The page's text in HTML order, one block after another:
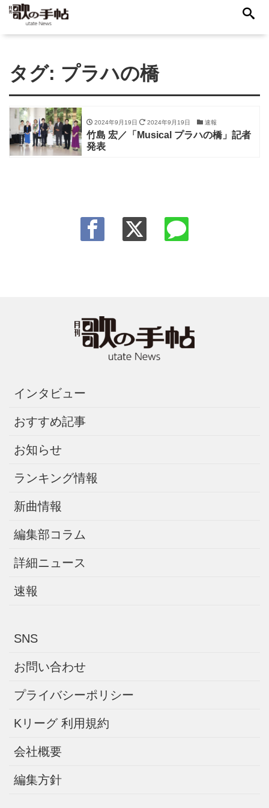
タグ: プラハの橋
2024年9月19日 2024年9月19日 速報
竹島 宏／「Musical プラハの橋」記者
発表
インタビュー
おすすめ記事
お知らせ
ランキング情報
新曲情報
編集部コラム
詳細ニュース
速報
SNS
お問い合わせ
プライバシーポリシー
Kリーグ 利用規約
会社概要
編集方針